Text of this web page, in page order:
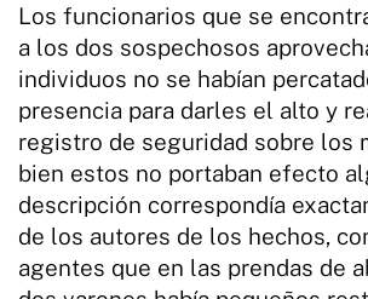
Los funcionarios que se
a los dos sospechosos
individuos no se habían
presencia para darles el alto y
registro de seguridad sobre los
bien estos no portaban efecto
descripción correspondía
de los autores de los hechos,
agentes que en las prendas de